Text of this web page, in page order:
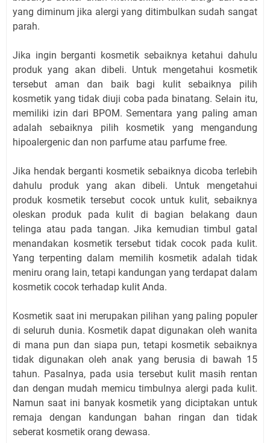
yang diminum jika alergi yang ditimbulkan sudah sangat
parah.
Jika ingin berganti kosmetik sebaiknya ketahui dahulu
produk yang akan dibeli. Untuk mengetahui kosmetik
tersebut aman dan baik bagi kulit sebaiknya pilih
kosmetik yang tidak diuji coba pada binatang. Selain itu,
memiliki izin dari BPOM. Sementara yang paling aman
adalah sebaiknya pilih kosmetik yang mengandung
hipoalergenic dan non parfume atau parfume free.
Jika hendak berganti kosmetik sebaiknya dicoba terlebih
dahulu produk yang akan dibeli. Untuk mengetahui
produk kosmetik tersebut cocok untuk kulit, sebaiknya
oleskan produk pada kulit di bagian belakang daun
telinga atau pada tangan. Jika kemudian timbul gatal
menandakan kosmetik tersebut tidak cocok pada kulit.
Yang terpenting dalam memilih kosmetik adalah tidak
meniru orang lain, tetapi kandungan yang terdapat dalam
kosmetik cocok terhadap kulit Anda.
Kosmetik saat ini merupakan pilihan yang paling populer
di seluruh dunia. Kosmetik dapat digunakan oleh wanita
di mana pun dan siapa pun, tetapi kosmetik sebaiknya
tidak digunakan oleh anak yang berusia di bawah 15
tahun. Pasalnya, pada usia tersebut kulit masih rentan
dan dengan mudah memicu timbulnya alergi pada kulit.
Namun saat ini banyak kosmetik yang diciptakan untuk
remaja dengan kandungan bahan ringan dan tidak
seberat kosmetik orang dewasa.